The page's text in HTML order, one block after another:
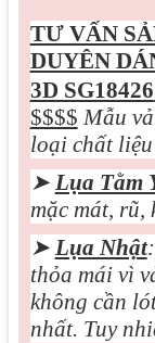
TƯ VẤN
DUYÊN
3D SG18426
$$$$ Mẫu
loại chất
➤ Lụa Tằm
mặc mát, rũ,
➤ Lụa Nhật
thỏa mái vì
không cần
nhất. Tuy